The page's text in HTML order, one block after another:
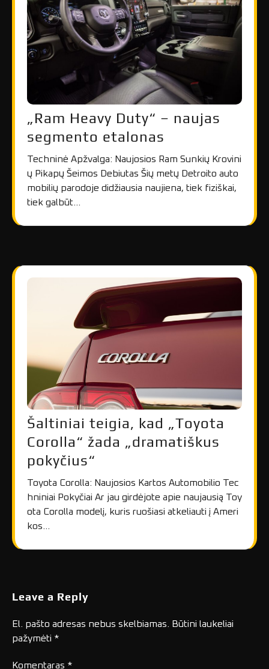
„Ram Heavy Duty“ – naujas
segmento etalonas
Techninė Apžvalga: Naujosios Ram Sunkių Krovini
ų Pikapų Šeimos Debiutas Šių metų Detroito auto
mobilių parodoje didžiausia naujiena, tiek fiziškai,
tiek galbūt…
Šaltiniai teigia, kad „Toyota
Corolla“ žada „dramatiškus
pokyčius“
Toyota Corolla: Naujosios Kartos Automobilio Tec
hniniai Pokyčiai Ar jau girdėjote apie naujausią Toy
ota Corolla modelį, kuris ruošiasi atkeliauti į Ameri
kos…
Leave a Reply
El. pašto adresas nebus skelbiamas.
Būtini laukeliai
pažymėti *
Komentaras *